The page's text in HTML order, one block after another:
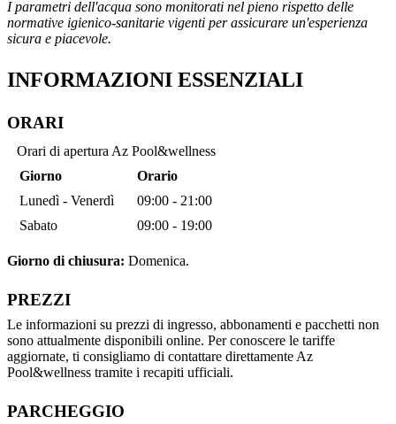
I parametri dell'acqua sono monitorati nel pieno rispetto delle
normative igienico-sanitarie vigenti per assicurare un'esperienza
sicura e piacevole.
INFORMAZIONI ESSENZIALI
ORARI
Orari di apertura Az Pool&wellness
Giorno
Orario
Lunedì - Venerdì
09:00 - 21:00
Sabato
09:00 - 19:00
Giorno di chiusura: Domenica.
PREZZI
Le informazioni su prezzi di ingresso, abbonamenti e pacchetti non
sono attualmente disponibili online. Per conoscere le tariffe
aggiornate, ti consigliamo di contattare direttamente Az
Pool&wellness tramite i recapiti ufficiali.
PARCHEGGIO